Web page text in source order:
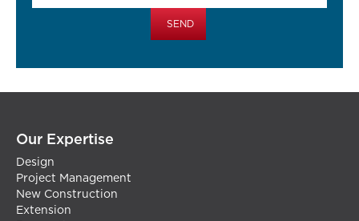
Our Expertise
Design
Project Management
New Construction
Extension